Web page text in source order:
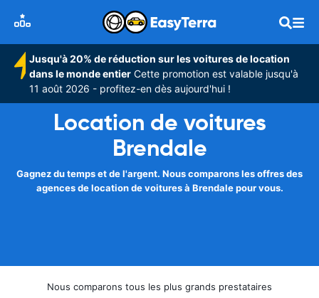
Jusqu'à 20% de réduction sur les voitures de location
dans le monde entier Cette promotion est valable jusqu'à
11 août 2026 - profitez-en dès aujourd'hui !
Location de voitures
Brendale
Gagnez du temps et de l'argent. Nous comparons les offres des
agences de location de voitures à Brendale pour vous.
Nous comparons tous les plus grands prestataires